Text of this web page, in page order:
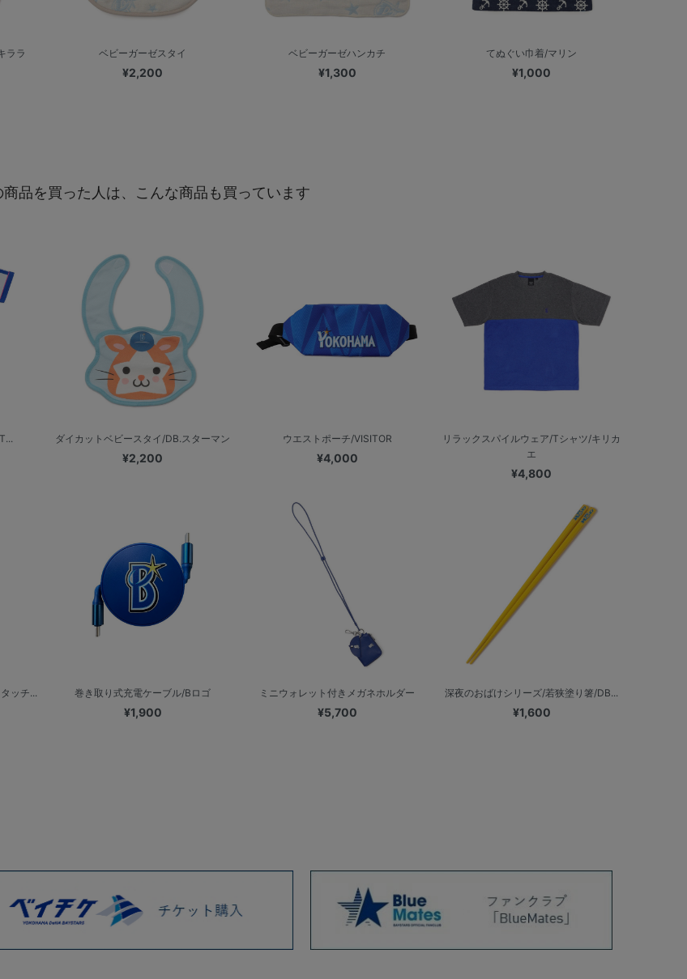
ララ ベビーガーゼスタイ
¥2,200
ベビーガーゼハンカチ
¥1,300
てぬぐい巾着/マリン
¥1,000
商品を買った人は、こんな商品も買っています
ダイカットベビースタイ/DB.スターマン
¥2,200
ウエストポーチ/VISITOR
¥4,000
リラックスパイルウェア/Tシャツ/キリカ
エ
¥4,800
ッチ... 巻き取り式充電ケーブル/Bロゴ
¥1,900
ミニウォレット付きメガネホルダー
¥5,700
深夜のおばけシリーズ/若狭塗り箸/DB...
¥1,600